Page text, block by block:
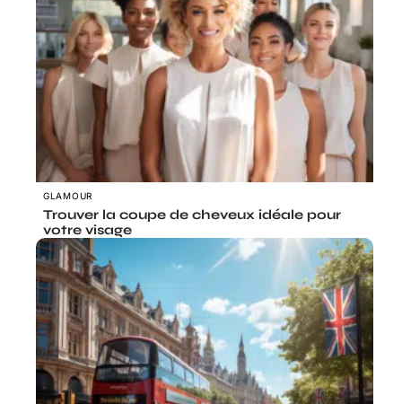
GLAMOUR
Trouver la coupe de cheveux idéale pour
votre visage